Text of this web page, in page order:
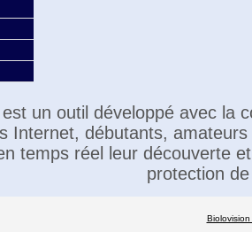
un outil développé avec la
Internet, débutants,
temps réel leur découverte
protection
Biolovision